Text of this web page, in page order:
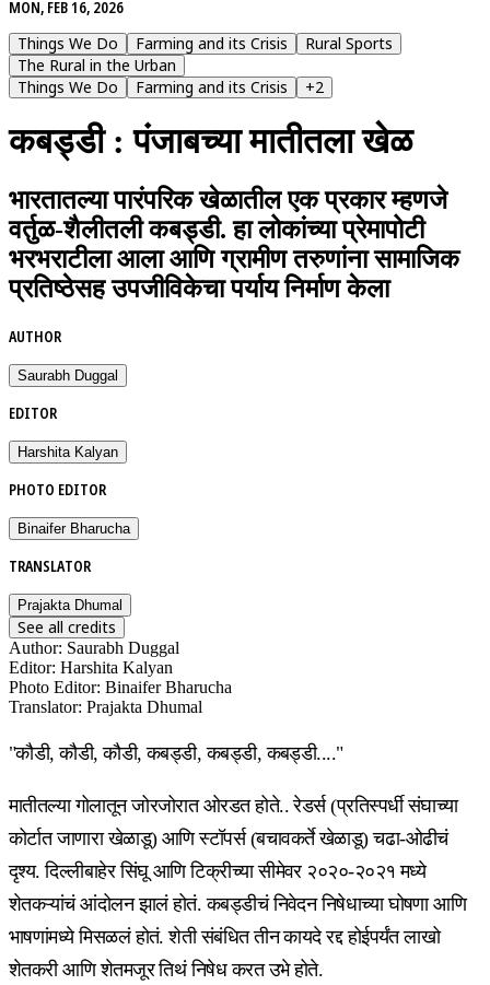
MON, FEB 16, 2026
Things We Do
Farming and its Crisis
Rural Sports
The Rural in the Urban
Things We Do
Farming and its Crisis +2
कबड्डी : पंजाबच्या मातीतला खेळ
भारतातल्या पारंपरिक खेळातील एक प्रकार म्हणजे
वर्तुळ-शैलीतली कबड्डी. हा लोकांच्या प्रेमापोटी
भरभराटीला आला आणि ग्रामीण तरुणांना सामाजिक
प्रतिष्ठेसह उपजीविकेचा पर्याय निर्माण केला
AUTHOR
Saurabh Duggal
EDITOR
Harshita Kalyan
PHOTO EDITOR
Binaifer Bharucha
TRANSLATOR
Prajakta Dhumal
See all credits
Author: Saurabh Duggal
Editor: Harshita Kalyan
Photo Editor: Binaifer Bharucha
Translator: Prajakta Dhumal
"कौडी, कौडी, कौडी, कबड्डी, कबड्डी, कबड्डी...."
मातीतल्या गोलातून जोरजोरात ओरडत होते.. रेडर्स (प्रतिस्पर्धी संघाच्या
कोर्टात जाणारा खेळाडू) आणि स्टॉपर्स (बचावकर्ते खेळाडू) चढा-ओढीचं
दृश्य. दिल्लीबाहेर सिंघू आणि टिक्रीच्या सीमेवर २०२०-२०२१ मध्ये
शेतकऱ्यांचं आंदोलन झालं होतं. कबड्डीचं निवेदन निषेधाच्या घोषणा आणि
भाषणांमध्ये मिसळलं होतं. शेती संबंधित तीन कायदे रद्द होईपर्यंत लाखो
शेतकरी आणि शेतमजूर तिथं निषेध करत उभे होते.